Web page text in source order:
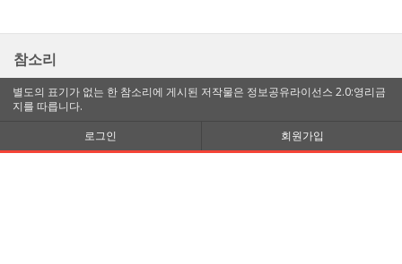
참소리
별도의 표기가 없는 한 참소리에 게시된 저작물은 정보공유라이선스 2.0:영리금
지를 따릅니다.
로그인
회원가입